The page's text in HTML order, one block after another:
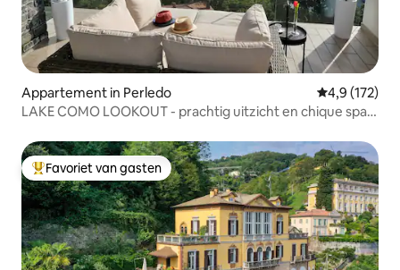
Appartement in Perledo Gemiddelde
4,9 (172)
LAKE COMO LOOKOUT - prachtig uitzicht en chique spa
Topfavoriet van gasten
Favoriet van gasten